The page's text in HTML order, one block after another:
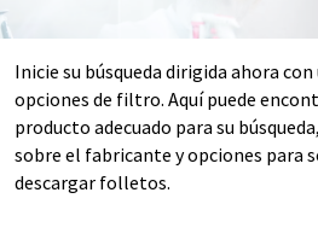
Inicie su búsqueda dirigida ahora
opciones de filtro. Aquí puede
producto adecuado para su
sobre el fabricante y opciones para
descargar folletos.